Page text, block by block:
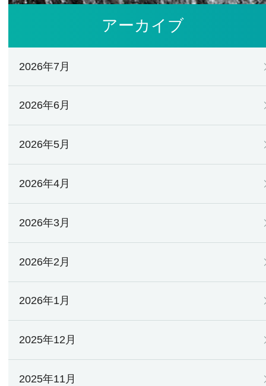
アーカイブ
2026年7月
2026年6月
2026年5月
2026年4月
2026年3月
2026年2月
2026年1月
2025年12月
2025年11月